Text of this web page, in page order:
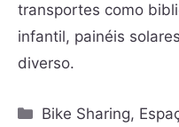
transportes como
infantil, painéis
diverso.
Bike Sharing,